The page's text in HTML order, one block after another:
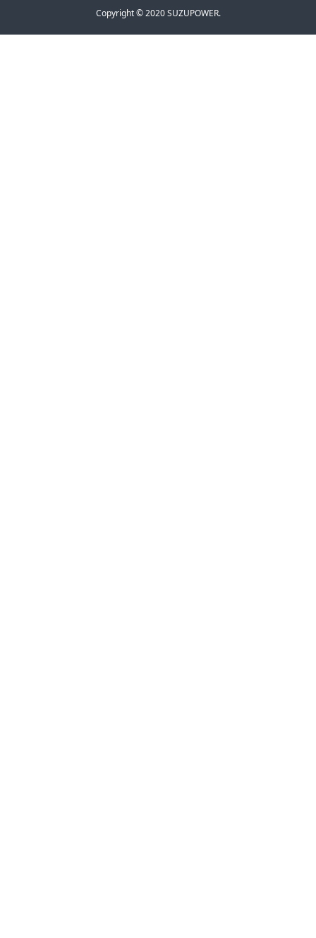
Copyright © 2020 SUZUPOWER.